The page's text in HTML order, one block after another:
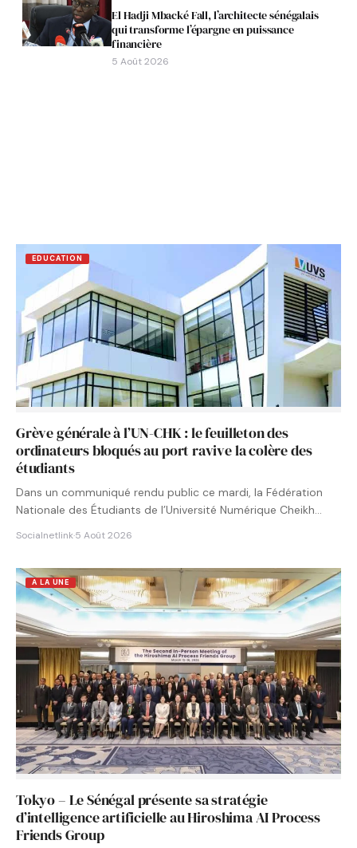
El Hadji Mbacké Fall, l’architecte sénégalais
qui transforme l’épargne en puissance
financière
5 Août 2026
EDUCATION
Grève générale à l’UN-CHK : le feuilleton des
ordinateurs bloqués au port ravive la colère des
étudiants
Dans un communiqué rendu public ce mardi, la Fédération
Nationale des Étudiants de l’Université Numérique Cheikh
Socialnetlink·5 Août 2026
A LA UNE
Tokyo – Le Sénégal présente sa stratégie
d’intelligence artificielle au Hiroshima AI Process
Friends Group